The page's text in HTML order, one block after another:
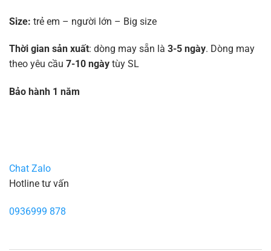
Size: trẻ em – người lớn – Big size
Thời gian sản xuất: dòng may sẵn là 3-5 ngày. Dòng may
theo yêu cầu 7-10 ngàytùy SL
Bảo hành 1 năm
Chat Zalo
Hotline tư vấn
0936999 878